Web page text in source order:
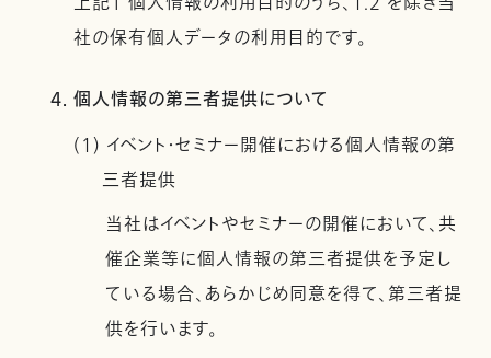
社の保有個人データの利用目的です。
4. 個人情報の第三者提供について
(1) イベント・セミナー開催における個人情報の第
三者提供
当社はイベントやセミナーの開催において、共
催企業等に個人情報の第三者提供を予定し
ている場合、あらかじめ同意を得て、第三者提
供を行います。